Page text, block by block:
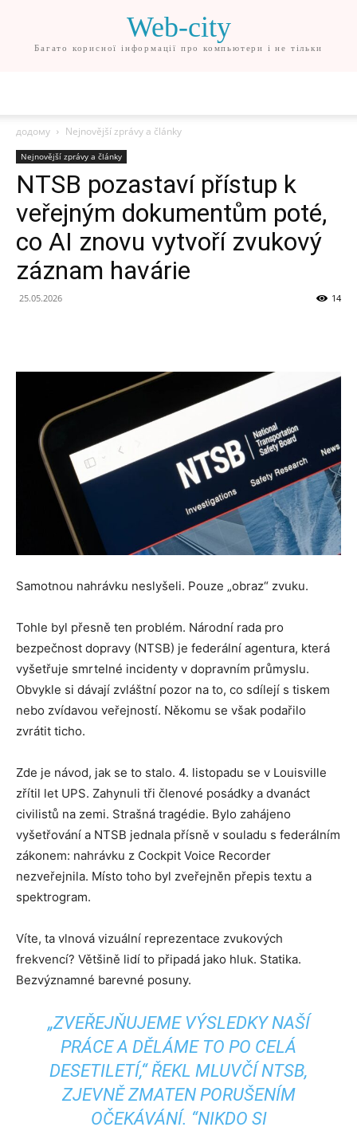
Web-city
Багато корисної інформації про компьютери і не тільки
додому Nejnovější zprávy a články
Nejnovější zprávy a články
NTSB pozastaví přístup k
veřejným dokumentům poté,
co AI znovu vytvoří zvukový
záznam havárie
25.05.2026 14
Samotnou nahrávku neslyšeli. Pouze „obraz“ zvuku.
Tohle byl přesně ten problém. Národní rada pro
bezpečnost dopravy (NTSB) je federální agentura, která
vyšetřuje smrtelné incidenty v dopravním průmyslu.
Obvykle si dávají zvláštní pozor na to, co sdílejí s tiskem
nebo zvídavou veřejností. Někomu se však podařilo
zvrátit ticho.
Zde je návod, jak se to stalo. 4. listopadu se v Louisville
zřítil let UPS. Zahynuli tři členové posádky a dvanáct
civilistů na zemi. Strašná tragédie. Bylo zahájeno
vyšetřování a NTSB jednala přísně v souladu s federálním
zákonem: nahrávku z Cockpit Voice Recorder
nezveřejnila. Místo toho byl zveřejněn přepis textu a
spektrogram.
Víte, ta vlnová vizuální reprezentace zvukových
frekvencí? Většině lidí to připadá jako hluk. Statika.
Bezvýznamné barevné posuny.
„ZVEŘEJŇUJEME VÝSLEDKY NAŠÍ
PRÁCE A DĚLÁME TO PO CELÁ
DESETILETÍ,“ ŘEKL MLUVČÍ NTSB,
ZJEVNĚ ZMATEN PORUŠENÍM
OČEKÁVÁNÍ. “NIKDO SI